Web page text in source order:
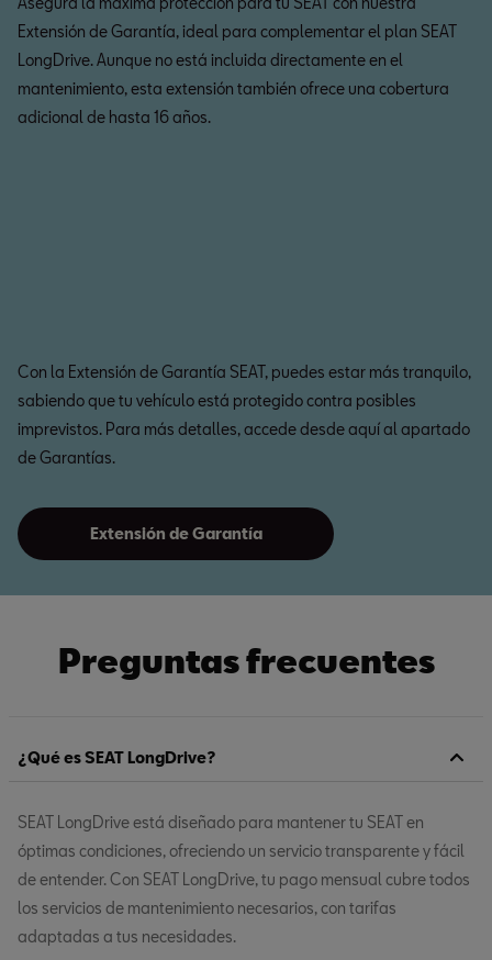
Extensión de Garantía, ideal para complementar el plan SEAT
LongDrive. Aunque no está incluida directamente en el
mantenimiento, esta extensión también ofrece una cobertura
adicional de hasta 16 años.
Con la Extensión de Garantía SEAT, puedes estar más tranquilo,
sabiendo que tu vehículo está protegido contra posibles
imprevistos. Para más detalles, accede desde aquí al apartado
de Garantías.
Extensión de Garantía
Preguntas frecuentes
¿Qué es SEAT LongDrive?
SEAT LongDrive está diseñado para mantener tu SEAT en
óptimas condiciones, ofreciendo un servicio transparente y fácil
de entender. Con SEAT LongDrive, tu pago mensual cubre todos
los servicios de mantenimiento necesarios, con tarifas
adaptadas a tus necesidades.